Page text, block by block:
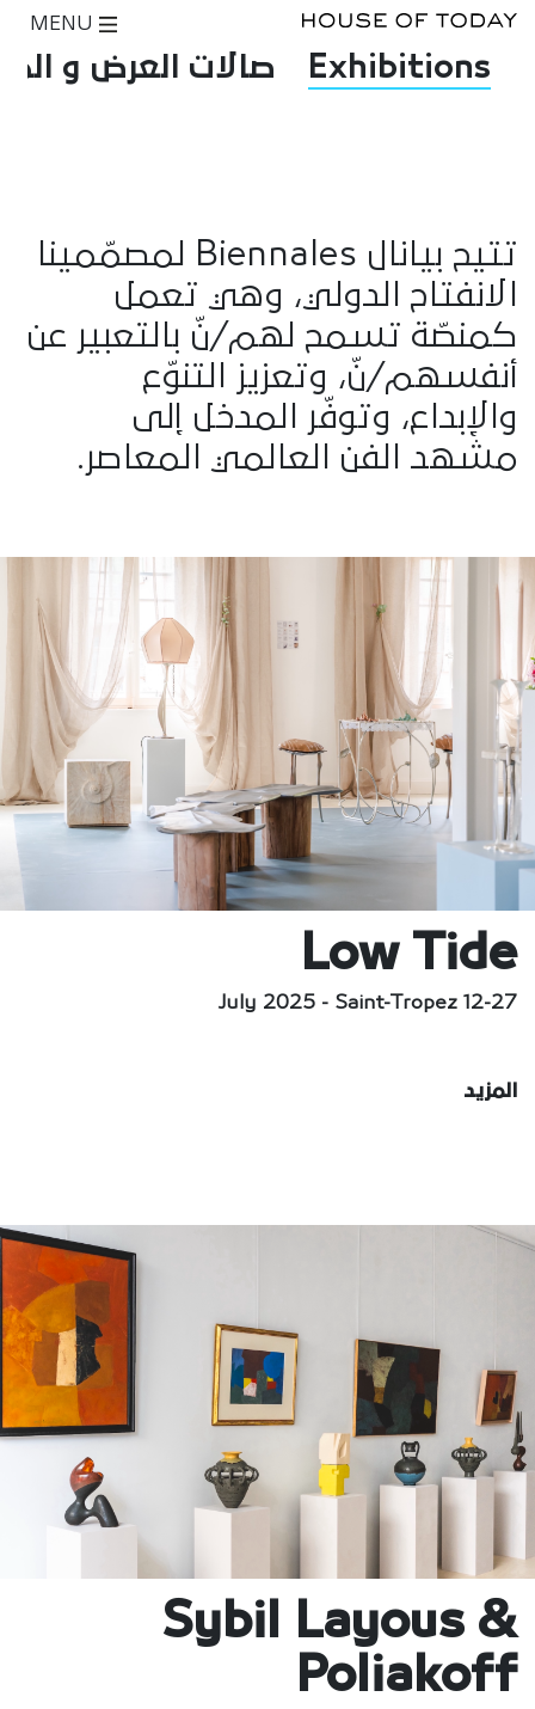
Exhibitions صالات العرض و
تتيح بيانال Biennales لمصمّمينا
الانفتاح الدولي، وهي تعمل
كمنصّة تسمح لهم/نّ بالتعبير عن
أنفسهم/نّ، وتعزيز التنوّع
والإبداع، وتوفّر المدخل إلى
مشهد الفن العالمي المعاصر.
Low Tide
12-27 July 2025 - Saint-Tropez
المزيد
Sybil Layous &
Poliakoff